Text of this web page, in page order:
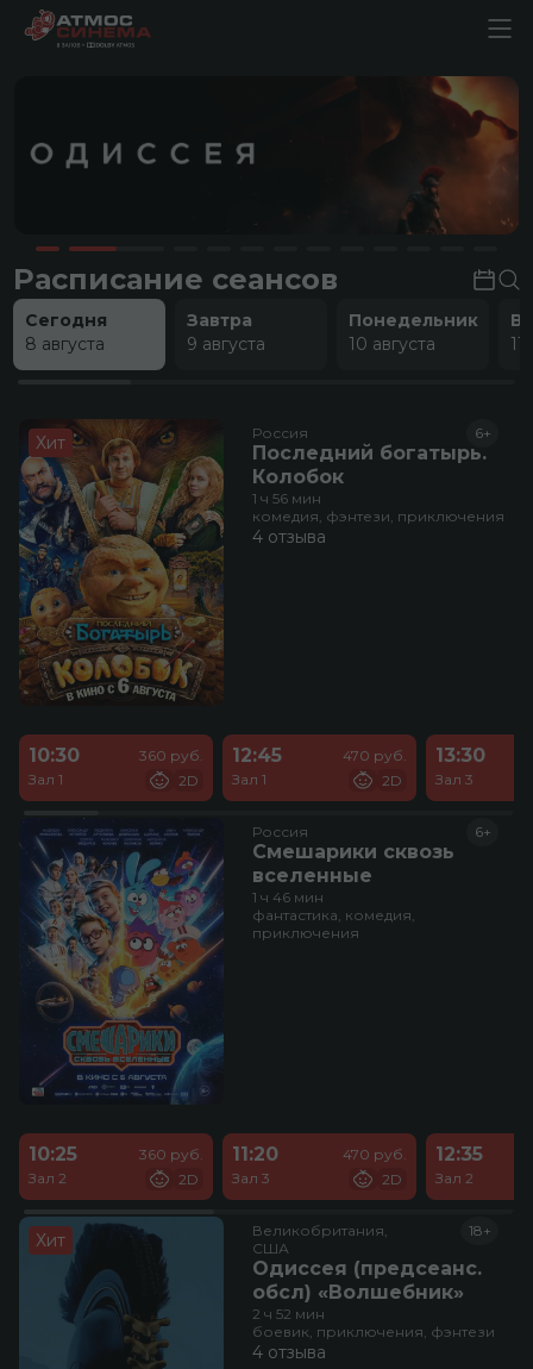
Расписание сеансов
Сегодня
8 августа
Завтра
9 августа
Понедельник
10 августа
11
Хит Россия
Последний богатырь.
Колобок
6+
1 ч 56 мин
комедия, фэнтези, приключения
4 отзыва
10:30
Зал 1
360 руб.
2D
12:45
Зал 1
470 руб.
2D
13:30
Зал 3
Россия
Смешарики сквозь
вселенные
6+
1 ч 46 мин
фантастика, комедия,
приключения
10:25
Зал 2
360 руб.
2D
11:20
Зал 3
470 руб.
2D
12:35
Зал 2
Хит
Великобритания,
США
Одиссея (предсеанс.
обсл) «Волшебник»
18+
2 ч 52 мин
боевик, приключения, фэнтези
4 отзыва